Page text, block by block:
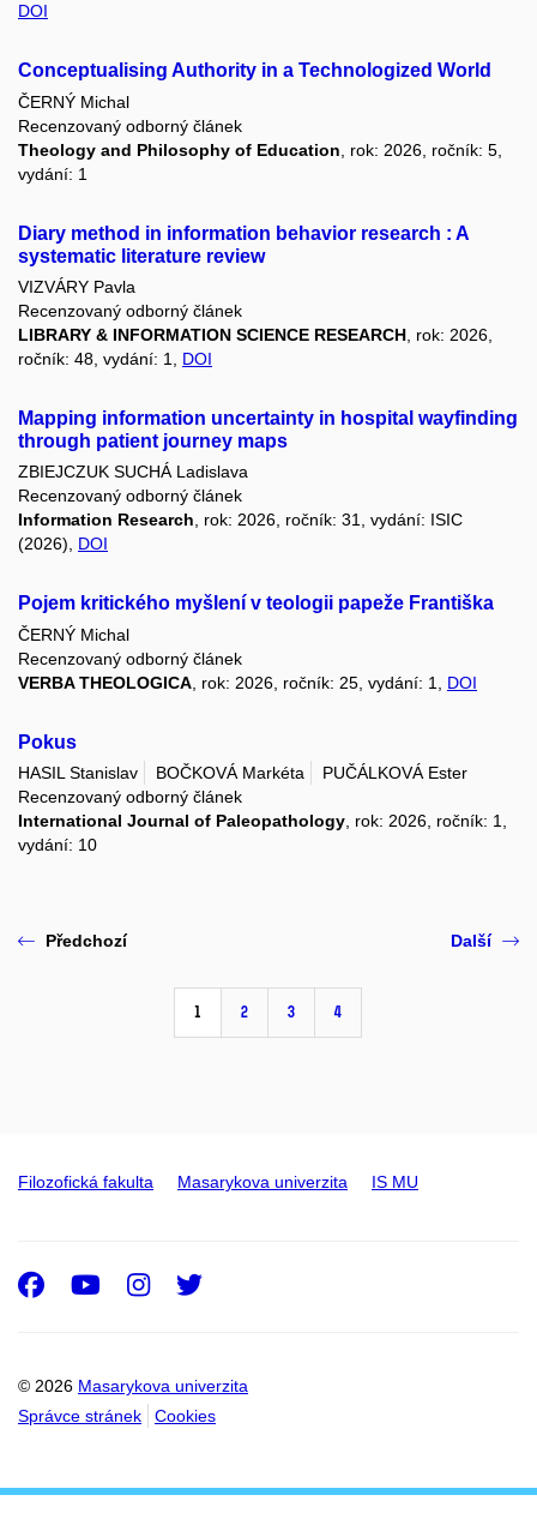
DOI
Conceptualising Authority in a Technologized World
ČERNÝ Michal
Recenzovaný odborný článek
Theology and Philosophy of Education , rok: 2026, ročník: 5,
vydání: 1
Diary method in information behavior research : A
systematic literature review
VIZVÁRY Pavla
Recenzovaný odborný článek
LIBRARY & INFORMATION SCIENCE RESEARCH , rok: 2026,
ročník: 48, vydání: 1, DOI
Mapping information uncertainty in hospital wayfinding
through patient journey maps
ZBIEJCZUK SUCHÁ Ladislava
Recenzovaný odborný článek
Information Research, rok: 2026, ročník: 31, vydání: ISIC
(2026), DOI
Pojem kritického myšlení v teologii papeže Františka
ČERNÝ Michal
Recenzovaný odborný článek
VERBA THEOLOGICA , rok: 2026, ročník: 25, vydání: 1, DOI
Pokus
HASIL Stanislav BOČKOVÁ Markéta
PUČÁLKOVÁ Ester
Recenzovaný odborný článek
International Journal of Paleopathology , rok: 2026, ročník: 1,
vydání: 10
Předchozí
1 2 3 4
Další
Filozofická fakulta Masarykova univerzita IS MU
© 2026 Masarykova univerzita
Správce stránek
Cookies
Facebook
Youtube
Instagram
Twitter